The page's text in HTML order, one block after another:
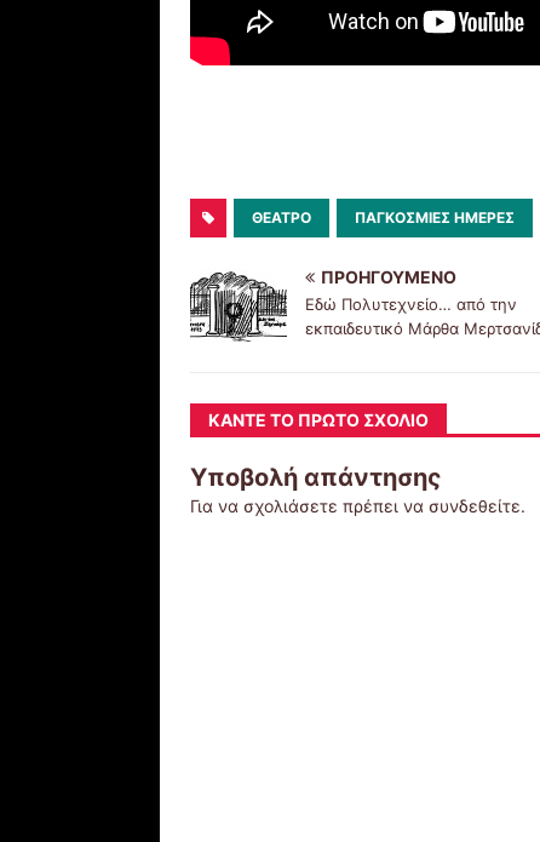
ΘΈΑΤΡΟ ΠΑΓΚΌΣΜΙΕΣ ΗΜΈΡΕΣ
ΠΡΟΗΓΟΎΜΕΝΟ
Εδώ Πολυτεχνείο… από την
εκπαιδευτικό Μάρθα
ΚΆΝΤΕ ΤΟ ΠΡΏΤΟ ΣΧΌΛΙΟ
Υποβολή απάντησης
Για να σχολιάσετε πρέπει να συνδεθείτε.